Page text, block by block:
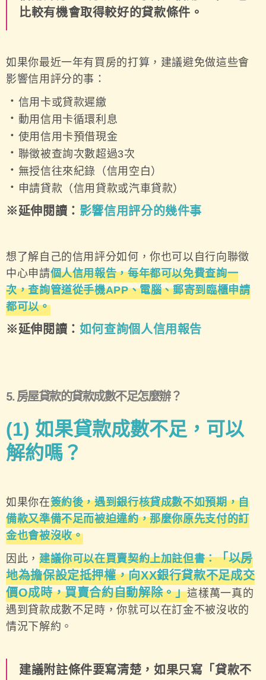
比較有機會取得較好的貸款條件。
如果你最近一年有買房的打算，建議避免做這些會
影響信用評分的事：
． 信用卡或貸款遲繳
． 動用信用卡循環利息
． 使用信用卡預借現金
． 聯徵被查詢次數超過3次
． 無授信往來紀錄（信用空白）
． 申請貸款（信用貸款或汽車貸款）
※延伸閱讀： 影響信用評分的幾件事
想了解自己的信用評分如何，你也可以自行向聯徵
中心申請個人信用報告，每年都可以免費查詢一
次，查詢管道從手機APP、電腦、郵寄到臨櫃申請
都可以。
※延伸閱讀： 如何查詢個人信用報告
5. 房屋貸款的貸款成數不足怎麼辦？
(1) 如果貸款成數不足，可以
解約嗎？
如果你在簽約後，遇到銀行核貸成數不如預期，自
備款又準備不足而被迫違約，那麼你原先支付的訂
金也會被沒收。
因此， 建議你可以在買賣契約上加註但書：「以房
地為擔保設定抵押權，向XX銀行貸款不足成交
價O成時，買賣合約自動解除。」這樣萬一真的
遇到貸款成數不足時，你就可以在訂金不被沒收的
情況下解約。
建議附註條件要寫清楚，如果只寫「貸款不